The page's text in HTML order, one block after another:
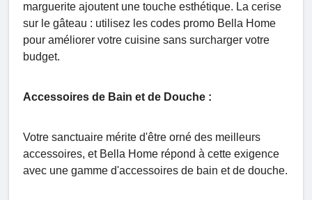
marguerite ajoutent une touche esthétique. La cerise
sur le gâteau : utilisez les codes promo Bella Home
pour améliorer votre cuisine sans surcharger votre
budget.
Accessoires de Bain et de Douche :
Votre sanctuaire mérite d'être orné des meilleurs
accessoires, et Bella Home répond à cette exigence
avec une gamme d'accessoires de bain et de douche.